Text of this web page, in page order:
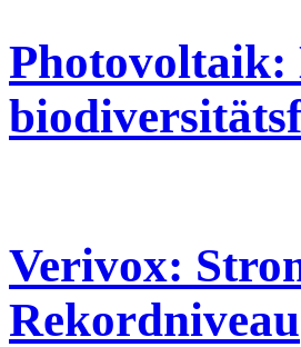
Verivox:
Rekordniveau